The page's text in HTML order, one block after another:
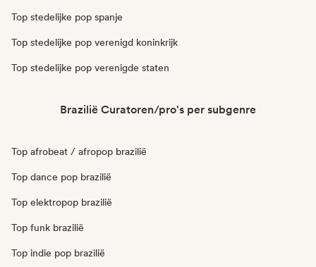
Top stedelijke pop spanje
Top stedelijke pop verenigd koninkrijk
Top stedelijke pop verenigde staten
Brazilië Curatoren/pro's per subgenre
Top afrobeat / afropop brazilië
Top dance pop brazilië
Top elektropop brazilië
Top funk brazilië
Top indie pop brazilië